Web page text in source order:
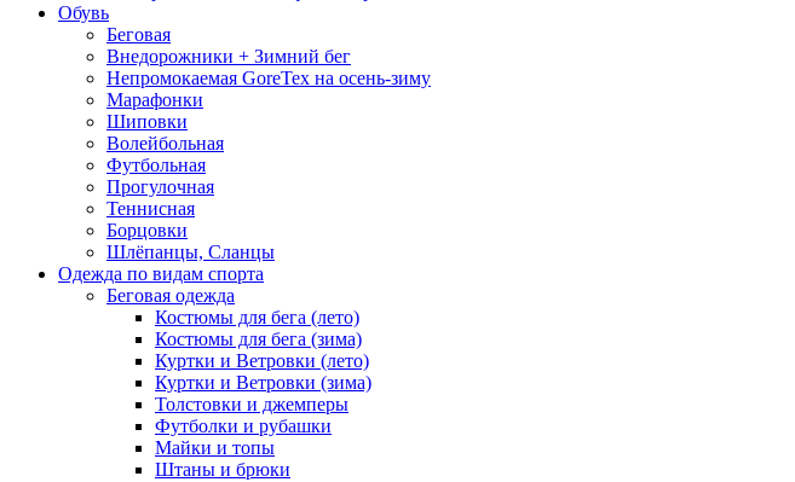
Обувь
Беговая
Внедорожники + Зимний бег
Непромокаемая GoreTex на осень-зиму
Марафонки
Шиповки
Волейбольная
Футбольная
Прогулочная
Теннисная
Борцовки
Шлёпанцы, Сланцы
Одежда по видам спорта
Беговая одежда
Костюмы для бега (лето)
Костюмы для бега (зима)
Куртки и Ветровки (лето)
Куртки и Ветровки (зима)
Толстовки и джемперы
Футболки и рубашки
Майки и топы
Штаны и брюки